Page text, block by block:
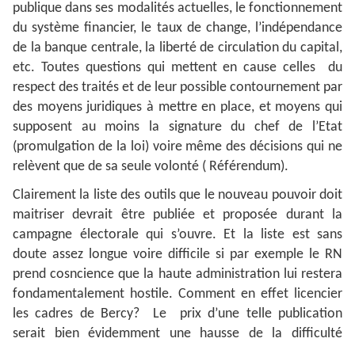
publique dans ses modalités actuelles, le fonctionnement
du système financier, le taux de change, l’indépendance
de la banque centrale, la liberté de circulation du capital,
etc. Toutes questions qui mettent en cause celles du
respect des traités et de leur possible contournement par
des moyens juridiques à mettre en place, et moyens qui
supposent au moins la signature du chef de l’Etat
(promulgation de la loi) voire même des décisions qui ne
relèvent que de sa seule volonté ( Référendum).
Clairement la liste des outils que le nouveau pouvoir doit
maitriser devrait être publiée et proposée durant la
campagne électorale qui s’ouvre. Et la liste est sans
doute assez longue voire difficile si par exemple le RN
prend cosncience que la haute administration lui restera
fondamentalement hostile. Comment en effet licencier
les cadres de Bercy? Le prix d’une telle publication
serait bien évidemment une hausse de la difficulté